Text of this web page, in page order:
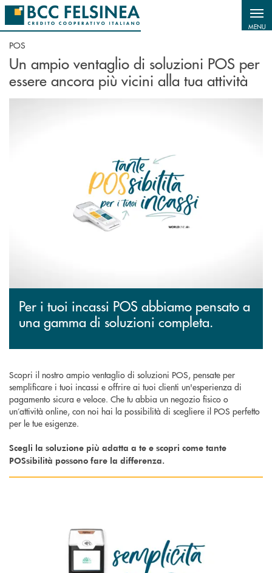
Salta al contenuto principale
MENU
POS
Un ampio ventaglio di soluzioni POS per
essere ancora più vicini alla tua attività
Per i tuoi incassi POS abbiamo pensato a
una gamma di soluzioni completa.
Scopri il nostro ampio ventaglio di soluzioni POS, pensate per
semplificare i tuoi incassi e offrire ai tuoi clienti un'esperienza di
pagamento sicura e veloce. Che tu abbia un negozio fisico o
un’attività online, con noi hai la possibilità di scegliere il POS perfetto
per le tue esigenze.
Scegli la soluzione più adatta a te e scopri come tante
POSsibilità possono fare la differenza.